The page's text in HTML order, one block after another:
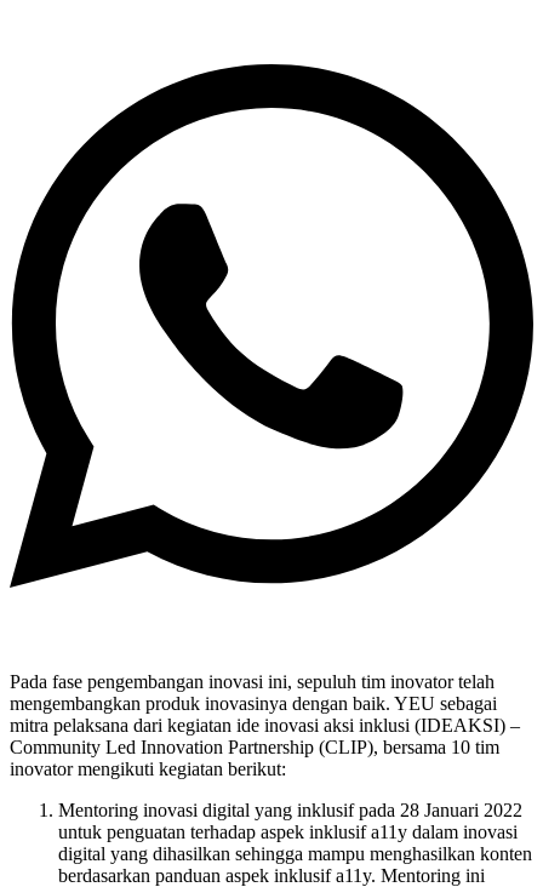
Pada fase pengembangan inovasi ini, sepuluh tim inovator telah
mengembangkan produk inovasinya dengan baik. YEU sebagai
mitra pelaksana dari kegiatan ide inovasi aksi inklusi (IDEAKSI) –
Community Led Innovation Partnership (CLIP), bersama 10 tim
inovator mengikuti kegiatan berikut:
Mentoring inovasi digital yang inklusif pada 28 Januari 2022
untuk penguatan terhadap aspek inklusif a11y dalam inovasi
digital yang dihasilkan sehingga mampu menghasilkan konten
berdasarkan panduan aspek inklusif a11y. Mentoring ini